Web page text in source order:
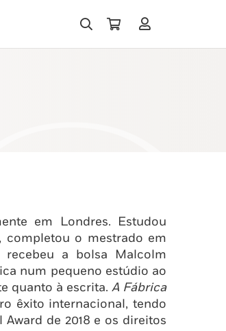
em Londres. Estudou
completou o mestrado em
recebeu a bolsa Malcolm
num pequeno estúdio ao
quanto à escrita.A Fábrica
êxito internacional, tendo
de 2018 e os direitos